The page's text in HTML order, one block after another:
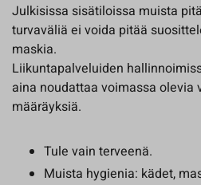
Julkisissa sisätiloissa muista
turvaväliä ei voida pitää
maskia.
Liikuntapalveluiden
aina noudattaa voimassa olevia
määräyksiä.
Tule vain terveenä.
Muista hygienia: kädet,